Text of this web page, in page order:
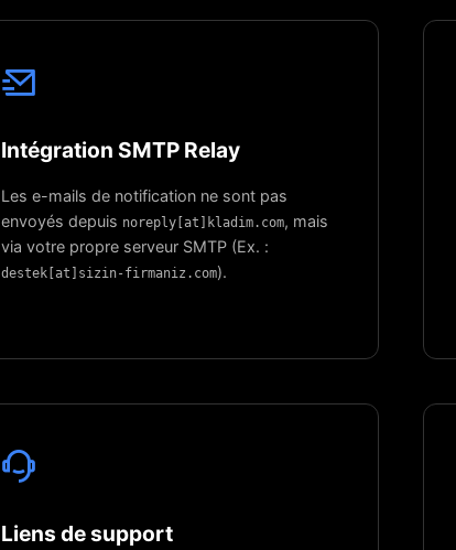
Intégration SMTP Relay
Les e-mails de notification ne sont pas
envoyés depuis noreply[at]kladim.com, mais
via votre propre serveur SMTP (Ex. :
destek[at]sizin-firmaniz.com).
Liens de support